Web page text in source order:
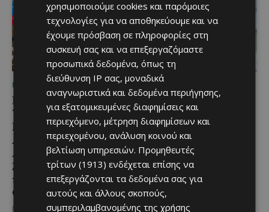
ΜΈΝΟΥΜΕ ΕΝΗΜΕΡΩΜΈΝΟΙ
Εμβληματική
Τουριστική Έκταση στην
Παραλιακή Ζώνη
Αλαμινού με
Αδειοδοτημένη
Ξενοδοχειακή Ανάπτυξη
και Πανοραμική Θέα της
Θάλασσας
Μια εξαιρετικά σπάνια
Επένδυση €31 εκατ. για
εκσυγχρονισμό των
Υπηρεσιών Κοινωνικής
Ευημερίας
Το έργο υλοποιείται στο πλαίσιο
του Προγράμματος Πολιτικής
Συνοχής «ΘΑΛΕΙΑ2021-2027», με
τη συγχρηματοδότησης της ΕΕ
Σε μία από τις...
χρησιμοποιούμε cookies και παρόμοιες
τεχνολογίες για να αποθηκεύουμε και να
έχουμε πρόσβαση σε πληροφορίες στη
συσκευή σας και να επεξεργαζόμαστε
προσωπικά δεδομένα, όπως τη
διεύθυνση IP σας, μοναδικά
αναγνωριστικά και δεδομένα περιήγησης,
για εξατομικευμένες διαφημίσεις και
περιεχόμενο, μέτρηση διαφημίσεων και
περιεχομένου, ανάλυση κοινού και
βελτίωση υπηρεσιών. Προμηθευτές
τρίτων (1913) ενδέχεται επίσης να
επεξεργάζονται τα δεδομένα σας για
αυτούς και άλλους σκοπούς,
συμπεριλαμβανομένης της χρήσης